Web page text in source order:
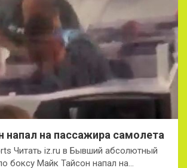
напал на пассажира самолета
Читать iz.ru в Бывший абсолютный
боксу Майк Тайсон напал на…